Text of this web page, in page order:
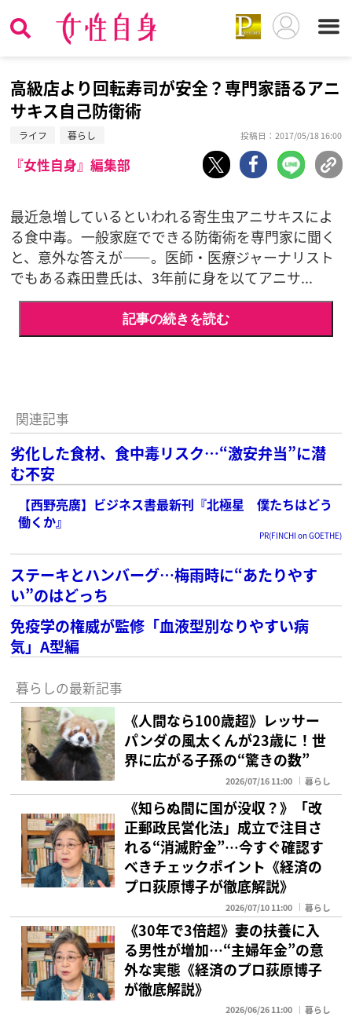
高級店より回転寿司が安全？専門家語るアニ
サキス自己防衛術
ライフ 暮らし 投稿日：2017/05/18 16:00
『女性自身』編集部
最近急増しているといわれる寄生虫アニサキスによ
る食中毒。一般家庭でできる防衛術を専門家に聞く
と、意外な答えが――。医師・医療ジャーナリスト
でもある森田豊氏は、3年前に身を以てアニサ...
記事の続きを読む
関連記事
劣化した食材、食中毒リスク…“激安弁当”に潜
む不安
【西野亮廣】ビジネス書最新刊『北極星 僕たちはどう
働くか』
PR(FINCHI on GOETHE)
ステーキとハンバーグ…梅雨時に“あたりやす
い”のはどっち
免疫学の権威が監修「血液型別なりやすい病
気」A型編
暮らしの最新記事
《人間なら100歳超》レッサー
パンダの風太くんが23歳に！世
界に広がる子孫の“驚きの数”
2026/07/16 11:00 暮らし
《知らぬ間に国が没収？》「改
正郵政民営化法」成立で注目さ
れる“消滅貯金”…今すぐ確認す
べきチェックポイント《経済の
プロ荻原博子が徹底解説》
2026/07/10 11:00 暮らし
《30年で3倍超》妻の扶養に入
る男性が増加…“主婦年金”の意
外な実態《経済のプロ荻原博子
が徹底解説》
2026/06/26 11:00 暮らし